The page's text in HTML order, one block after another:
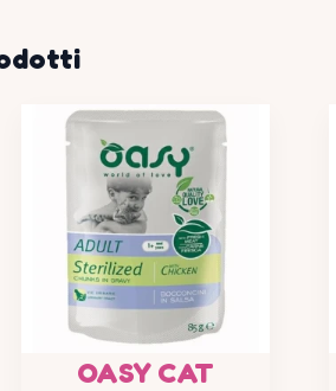
OASY CAT